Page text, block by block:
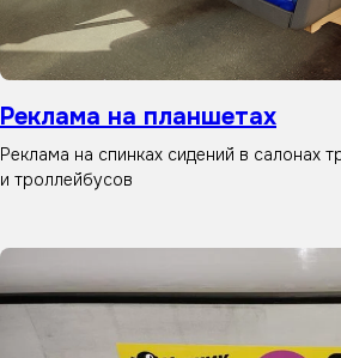
Реклама на планшетах
Реклама на спинках сидений в салонах
и троллейбусов